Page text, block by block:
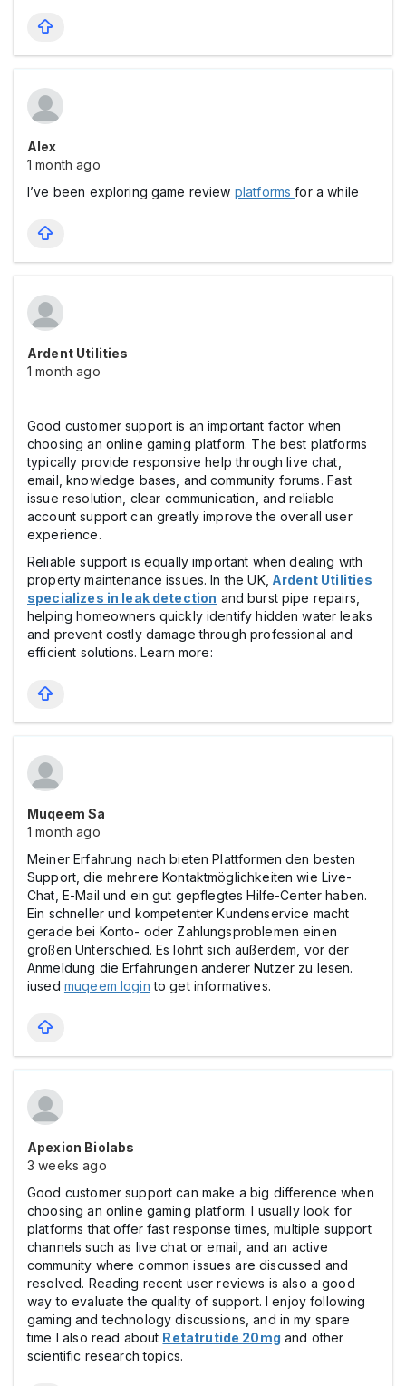
Alex
1 month ago
I’ve been exploring game review platformsfor a while
Ardent Utilities
1 month ago
Good customer support is an important factor when
choosing an online gaming platform. The best platforms
typically provide responsive help through live chat,
email, knowledge bases, and community forums. Fast
issue resolution, clear communication, and reliable
account support can greatly improve the overall user
experience.
Reliable support is equally important when dealing with
property maintenance issues. In the UK, Ardent Utilities
specializes in leak detection and burst pipe repairs,
helping homeowners quickly identify hidden water leaks
and prevent costly damage through professional and
efficient solutions. Learn more:
Muqeem Sa
1 month ago
Meiner Erfahrung nach bieten Plattformen den besten
Support, die mehrere Kontaktmöglichkeiten wie Live-
Chat, E-Mail und ein gut gepflegtes Hilfe-Center haben.
Ein schneller und kompetenter Kundenservice macht
gerade bei Konto- oder Zahlungsproblemen einen
großen Unterschied. Es lohnt sich außerdem, vor der
Anmeldung die Erfahrungen anderer Nutzer zu lesen.
iused muqeem login to get informatives.
Apexion Biolabs
3 weeks ago
Good customer support can make a big difference when
choosing an online gaming platform. I usually look for
platforms that offer fast response times, multiple support
channels such as live chat or email, and an active
community where common issues are discussed and
resolved. Reading recent user reviews is also a good
way to evaluate the quality of support. I enjoy following
gaming and technology discussions, and in my spare
time I also read about Retatrutide 20mg and other
scientific research topics.